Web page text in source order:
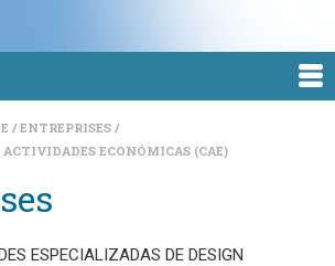
ENTREPRISES
ECONÓMICAS (CAE)
ESPECIALIZADAS DE DESIGN